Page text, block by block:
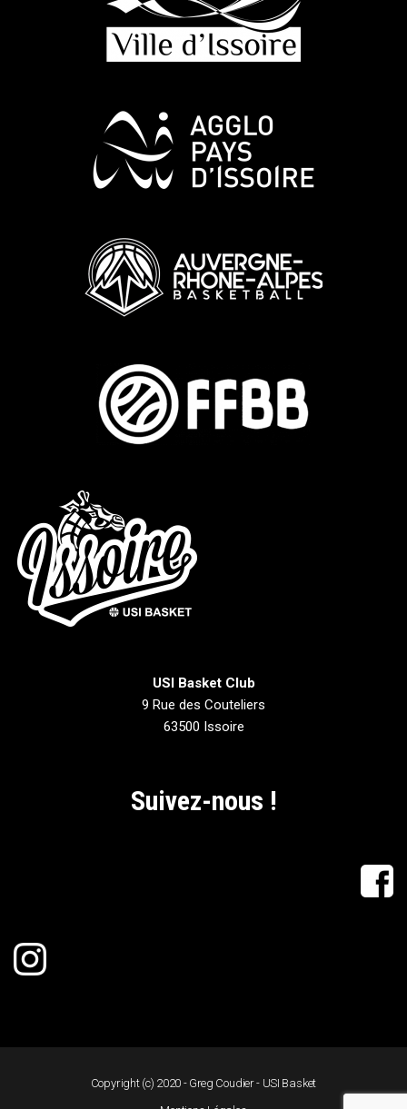
USI Basket Club
9 Rue des Couteliers
63500 Issoire
Suivez-nous !
Copyright (c) 2020 - Greg Coudier - USI Basket